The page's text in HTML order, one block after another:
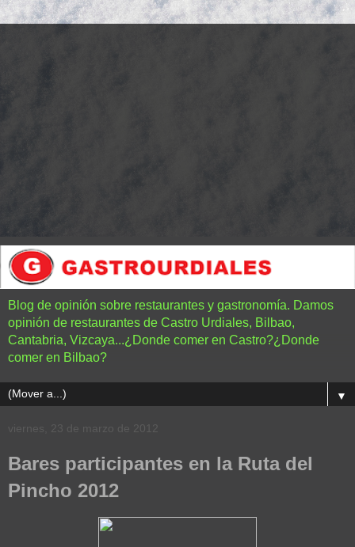
Blog de opinión sobre restaurantes y gastronomía. Damos
opinión de restaurantes de Castro Urdiales, Bilbao,
Cantabria, Vizcaya...¿Donde comer en Castro?¿Donde
comer en Bilbao?
▼
viernes, 23 de marzo de 2012
Bares participantes en la Ruta del
Pincho 2012